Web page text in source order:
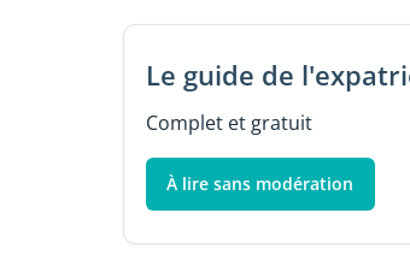
Le guide de
Complet et gratuit
À lire sans modération